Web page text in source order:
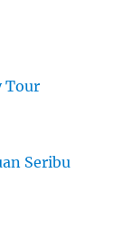
Tour
Seribu